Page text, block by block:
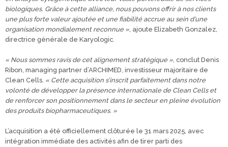
biologiques. Grâce à cette alliance, nous pouvons offrir à nos clients
une plus forte valeur ajoutée et une fiabilité accrue au sein d’une
organisation mondialement reconnue », ajoute Elizabeth Gonzalez,
directrice générale de Karyologic.
« Nous sommes ravis de cet alignement stratégique », conclut Denis
Ribon, managing partner d’ARCHIMED, investisseur majoritaire de
Clean Cells. « Cette acquisition s’inscrit parfaitement dans notre
volonté de développer la présence internationale de Clean Cells et
de renforcer son positionnement dans le secteur en pleine évolution
des produits biopharmaceutiques. »
L’acquisition a été officiellement clôturée le 31 mars 2025, avec
intégration immédiate des activités afin de tirer parti des